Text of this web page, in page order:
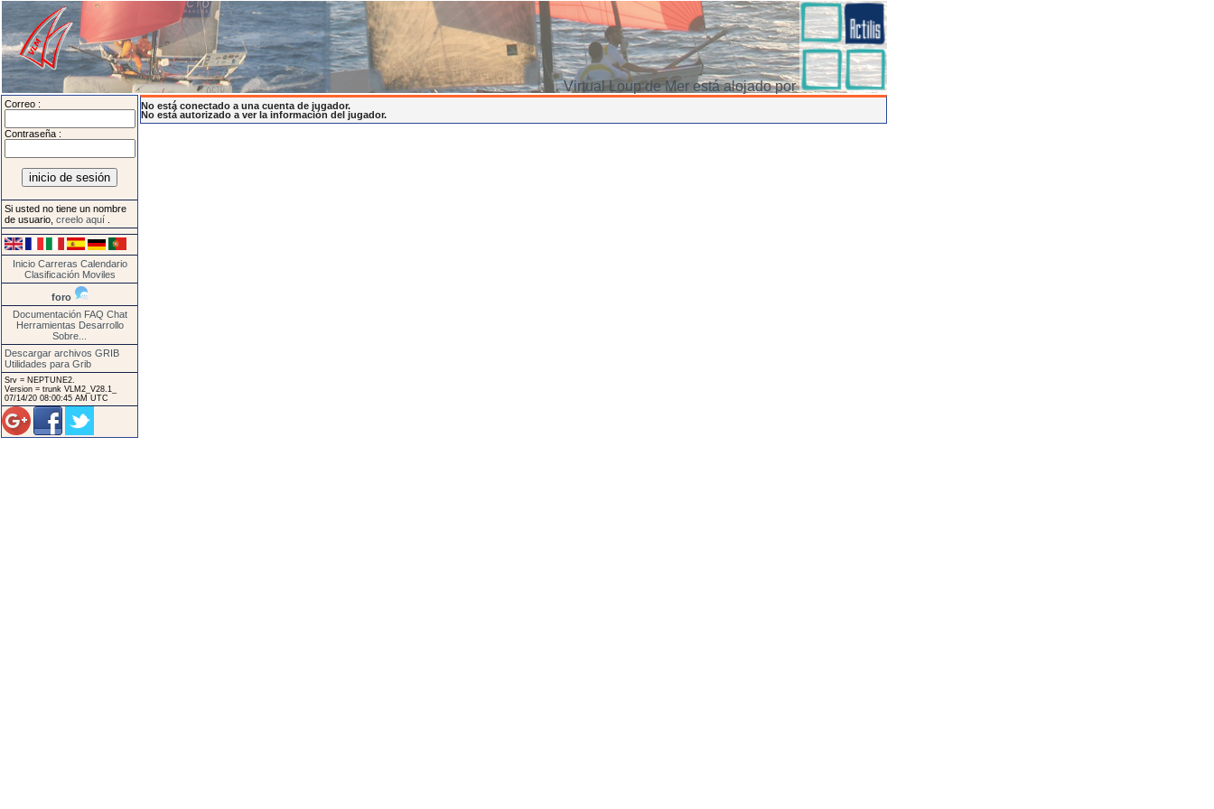
Virtual Loup de Mer está alojado por
Correo :
Contraseña :
Si usted no tiene un nombre
de usuario, creelo aquí
Inicio Carreras Calendario
Clasificación Moviles
foro
Documentación FAQ Chat
Herramientas Desarrollo
Sobre...
Descargar archivos GRIB
Utilidades para Grib
Srv = NEPTUNE2.
Version = trunk VLM2_V28.1_
07/14/20 08:00:45 AM UTC
No está conectado a una cuenta de jugador.
No está autorizado a ver la información del jugador.